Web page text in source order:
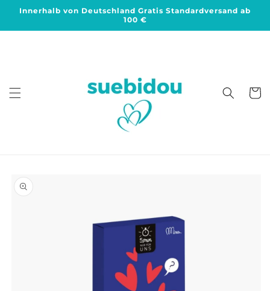
zum
Innerhalb von Deutschland Gratis Standardversand ab
100 €